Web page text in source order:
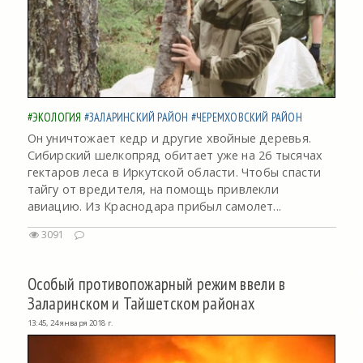
#ЭКОЛОГИЯ #ЗАЛАРИНСКИЙ РАЙОН #ЧЕРЕМХОВСКИЙ РАЙОН
Он уничтожает кедр и другие хвойные деревья.
Сибирский шелкопряд обитает уже на 26 тысячах
гектаров леса в Иркутской области. Чтобы спасти
тайгу от вредителя, на помощь привлекли
авиацию. Из Краснодара прибыл самолет...
3091
Особый противопожарный режим ввели в
Заларинском и Тайшетском районах
13:45, 24 января 2018 г.